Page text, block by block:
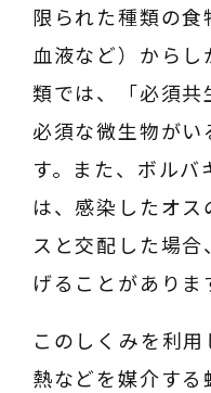
限られた種類の
血液など）から
類では、「必須共
必須な微生物がい
す。また、ボル
は、感染したオ
スと交配した場
げることがありま
このしくみを利
熱などを媒介する